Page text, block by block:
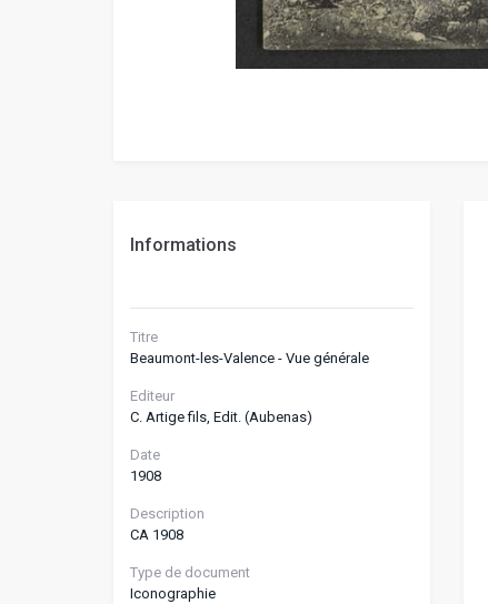
Informations
Titre
Beaumont-les-Valence - Vue générale
Editeur
C. Artige fils, Edit. (Aubenas)
Date
1908
Description
CA 1908
Type de document
Iconographie